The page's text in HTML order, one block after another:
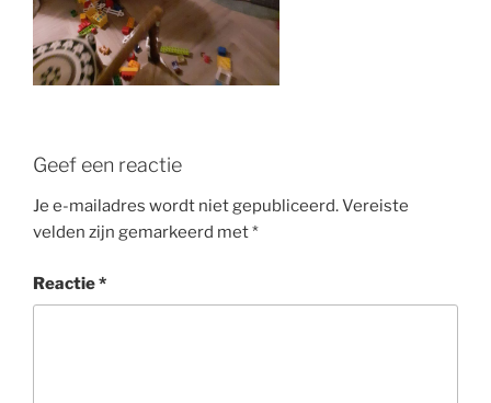
Geef een reactie
Je e-mailadres wordt niet gepubliceerd.Vereiste
velden zijn gemarkeerd met*
Reactie*